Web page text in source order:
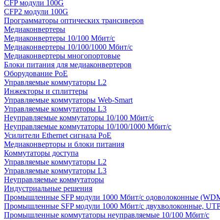
CFP модули 100G
CFP2 модули 100G
Программаторы оптических трансиверов
Медиаконвертеры
Медиаконвертеры 10/100 Мбит/с
Медиаконвертеры 10/100/1000 Мбит/c
Медиаконвертеры многопортовые
Блоки питания для медиаконвертеров
Оборудование PoE
Управляемые коммутаторы L2
Инжекторы и сплиттеры
Управляемые коммутаторы Web-Smart
Управляемые коммутаторы L3
Неуправляемые коммутаторы 10/100 Мбит/с
Неуправляемые коммутаторы 10/100/1000 Мбит/с
Усилители Ethernet сигнала PoE
Медиаконверторы и блоки питания
Коммутаторы доступа
Управляемые коммутаторы L2
Управляемые коммутаторы L3
Неуправляемые коммутаторы
Индустриальные решения
Промышленные SFP модули 1000 Мбит/c одоволоконные
Промышленные SFP модули 1000 Мбит/c двухволоконные,
Промышленные коммутаторы неуправляемые 10/100 Мбит/с